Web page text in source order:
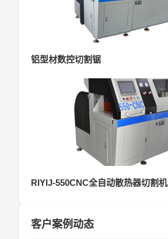
铝型材数控切割锯
RIYIJ-550CNC全自动散热器切割机
客户案例动态